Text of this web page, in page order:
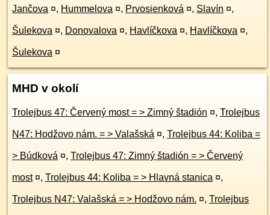
Jančova ¤, Hummelova ¤, Prvosienková ¤, Slavín ¤,
Šulekova ¤, Donovalova ¤, Havlíčkova ¤, Havlíčkova ¤,
Šulekova ¤
MHD v okolí
Trolejbus 47: Červený most = > Zimný štadión ¤, Trolejbus
N47: Hodžovo nám. = > Valašská ¤, Trolejbus 44: Koliba =
> Búdková ¤, Trolejbus 47: Zimný štadión = > Červený
most ¤, Trolejbus 44: Koliba = > Hlavná stanica ¤,
Trolejbus N47: Valašská = > Hodžovo nám. ¤, Trolejbus